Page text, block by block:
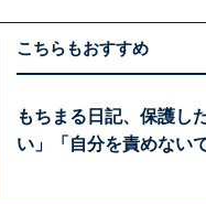
こちらもおすすめ
もちまる日記、保護し
い」「自分を責めないで